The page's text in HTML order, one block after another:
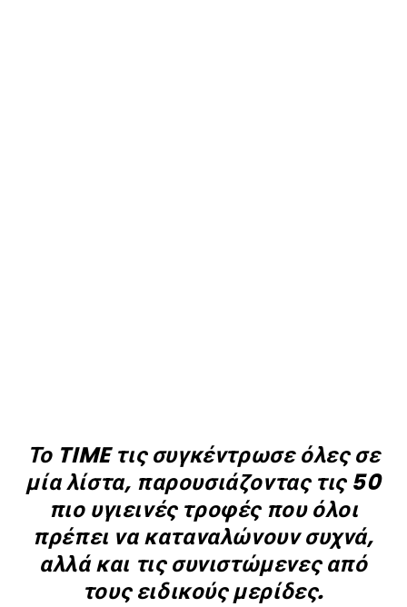
Το TIME τις συγκέντρωσε όλες σε
μία λίστα, παρουσιάζοντας τις 50
πιο υγιεινές τροφές που όλοι
πρέπει να καταναλώνουν συχνά,
αλλά και τις συνιστώμενες από
τους ειδικούς μερίδες.